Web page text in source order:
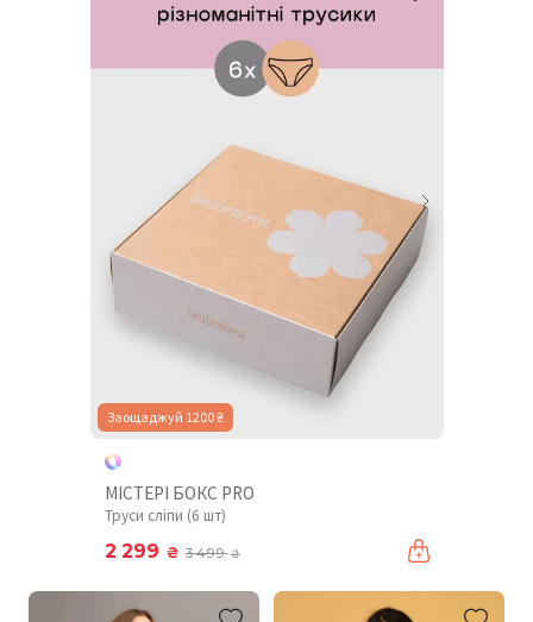
Заощаджуй 1200 ₴
МІСТЕРІ БОКС PRO
Труси сліпи (6 шт)
2 299 ₴ 3 499₴